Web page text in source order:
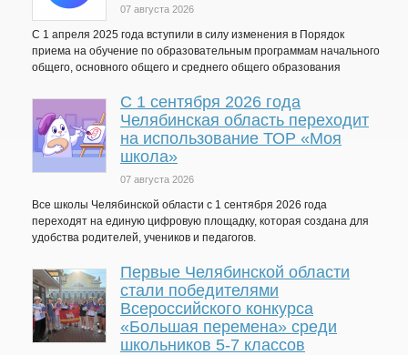
07 августа 2026
С 1 апреля 2025 года вступили в силу изменения в Порядок
приема на обучение по образовательным программам начального
общего, основного общего и среднего общего образования
С 1 сентября 2026 года
Челябинская область переходит
на использование ТОР «Моя
школа»
07 августа 2026
Все школы Челябинской области с 1 сентября 2026 года
переходят на единую цифровую площадку, которая создана для
удобства родителей, учеников и педагогов.
Первые Челябинской области
стали победителями
Всероссийского конкурса
«Большая перемена» среди
школьников 5-7 классов